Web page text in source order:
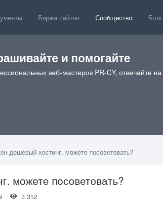
Биржа сайтов Сообщество Блог
и помогайте
веб-мастеров PR-CY, отвечайте на
дешевый хостинг. можете посоветовать?
можете посоветовать?
3 312